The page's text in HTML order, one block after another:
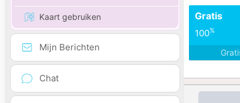
Kaart gebruiken
Mijn Berichten
Chat
Gratis
100%